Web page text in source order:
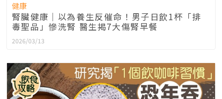
健康
腎臟健康｜以為養生反催命！男子日飲1杯「排
毒聖品」慘洗腎 醫生揭7大傷腎早餐
2026/03/13